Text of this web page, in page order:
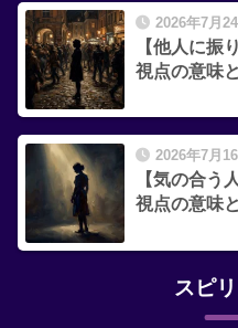
2026年7月24
【他人に振
視点の意味
2026年7月16
【気の合う
視点の意味
スピ